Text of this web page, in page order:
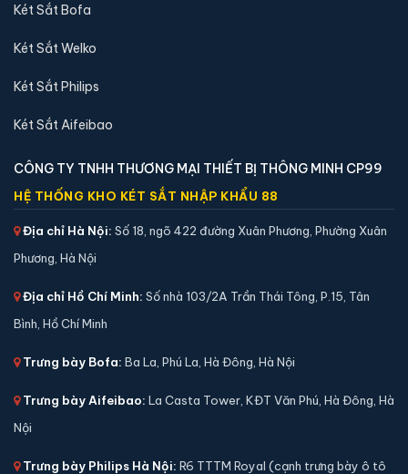
Két sắt việt tiệp BO50FE Luxury màu trắng
🛡️ Bảo hành:36 tháng
Két Sắt Bofa
Két Sắt Welko
Két Sắt Philips
Két Sắt Aifeibao
CÔNG TY TNHH THƯƠNG MẠI THIẾT BỊ THÔNG MINH CP99
HỆ THỐNG KHO KÉT SẮT NHẬP KHẨU 88
Địa chỉ Hà Nội: Số 18, ngõ 422 đường Xuân Phương, Phường Xuân
Phương, Hà Nội
Địa chỉ Hồ Chí Minh: Số nhà 103/2A Trần Thái Tông, P.15, Tân
Bình, Hồ Chí Minh
Trưng bày Bofa: Ba La, Phú La, Hà Đông, Hà Nội
Trưng bày Aifeibao: La Casta Tower, KĐT Văn Phú, Hà Đông, Hà
Nội
Trưng bày Philips Hà Nội: R6 TTTM Royal (cạnh trưng bày ô tô